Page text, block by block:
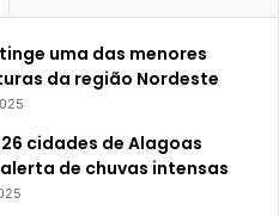
uma das menores
da região Nordeste
cidades de Alagoas
de chuvas intensas